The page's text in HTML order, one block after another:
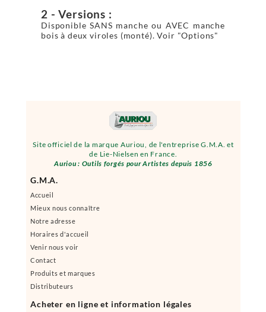
Site officiel de la marque Auriou, de l'entreprise G.M.A. et
de Lie-Nielsen en France.
Auriou : Outils forgés pour Artistes depuis 1856
G.M.A.
Accueil
Mieux nous connaître
Notre adresse
Horaires d'accueil
Venir nous voir
Contact
Produits et marques
Distributeurs
Acheter en ligne et information légales
2 - Versions :
Disponible SANS manche ou AVEC manche
bois à deux viroles (monté). Voir "Options"